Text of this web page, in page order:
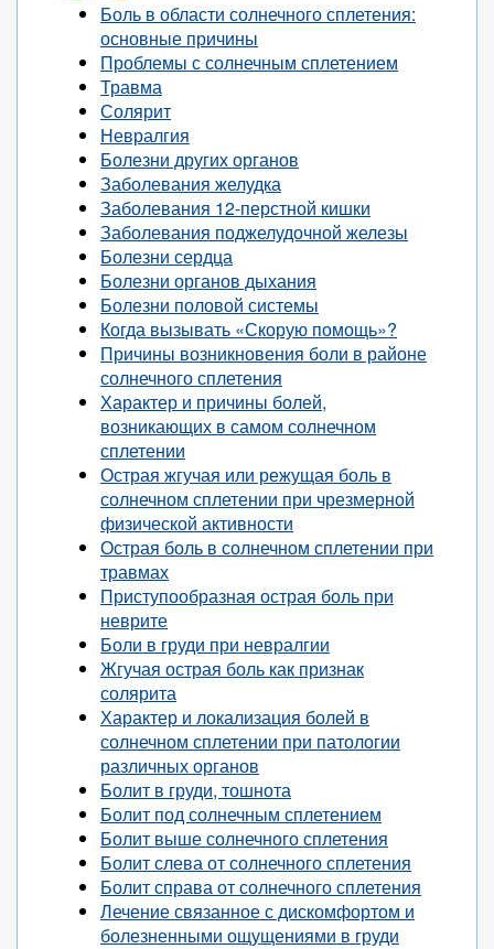
Боль в области солнечного сплетения:
основные причины
Проблемы с солнечным сплетением
Травма
Солярит
Невралгия
Болезни других органов
Заболевания желудка
Заболевания 12-перстной кишки
Заболевания поджелудочной железы
Болезни сердца
Болезни органов дыхания
Болезни половой системы
Когда вызывать «Скорую помощь»?
Причины возникновения боли в районе
солнечного сплетения
Характер и причины болей,
возникающих в самом солнечном
сплетении
Острая жгучая или режущая боль в
солнечном сплетении при чрезмерной
физической активности
Острая боль в солнечном сплетении при
травмах
Приступообразная острая боль при
неврите
Боли в груди при невралгии
Жгучая острая боль как признак
солярита
Характер и локализация болей в
солнечном сплетении при патологии
различных органов
Болит в груди, тошнота
Болит под солнечным сплетением
Болит выше солнечного сплетения
Болит слева от солнечного сплетения
Болит справа от солнечного сплетения
Лечение связанное с дискомфортом и
болезненными ощущениями в груди